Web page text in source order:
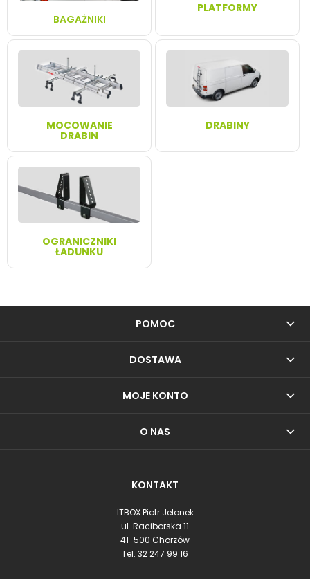
BAGAŻNIKI
PLATFORMY
MOCOWANIE
DRABIN
DRABINY
OGRANICZNIKI
ŁADUNKU
POMOC
DOSTAWA
MOJE KONTO
O NAS
KONTAKT
ITBOX Piotr Jelonek
ul. Raciborska 11
41-500 Chorzów
Tel. 32 247 99 16